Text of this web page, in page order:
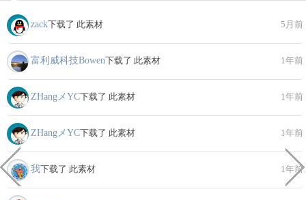
zack下载了 此素材 5月前
富利威科技Bowen下载了 此素材 1年前
ZHangメYC下载了 此素材 1年前
ZHangメYC下载了 此素材 1年前
我下载了 此素材 1年前